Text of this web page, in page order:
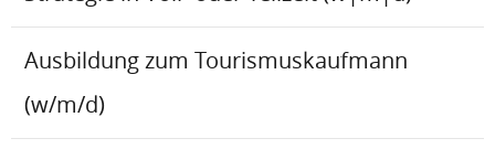
Ausbildung zum Tourismuskaufmann
(w/m/d)